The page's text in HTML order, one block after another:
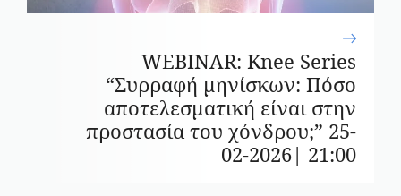
WEBINAR: Knee Series
“Συρραφή μηνίσκων: Πόσο
αποτελεσματική είναι στην
προστασία του χόνδρου;” 25-
02-2026| 21:00